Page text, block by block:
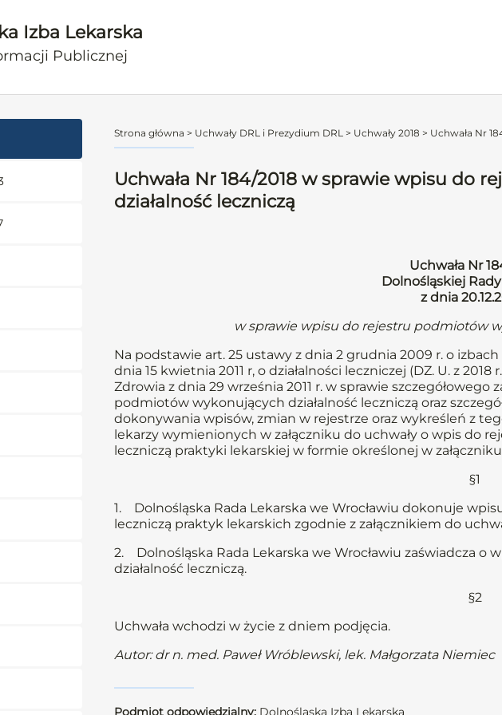
Izba Lekarska
Publicznej
Strona główna > Uchwały DRL i Prezydium DRL > Uchwały 2018 > Uchwała Nr
Uchwała Nr 184/2018 w sprawie wpisu do
działalność leczniczą
Uchwała Nr
Dolnośląskiej
z dnia
w sprawie wpisu do rejestru podmiotów
Na podstawie art. 25 ustawy z dnia 2 grudnia 2009 r. o izbach
dnia 15 kwietnia 2011 r, o działalności leczniczej (DZ. U. z
Zdrowia z dnia 29 września 2011 r. w sprawie
podmiotów wykonujących działalność leczniczą oraz
dokonywania wpisów, zmian w rejestrze oraz wykreśleń z
lekarzy wymienionych w załączniku do uchwały o wpis do
leczniczą praktyki lekarskiej w formie określonej w
§1
1. Dolnośląska Rada Lekarska we Wrocławiu dokonuje
leczniczą praktyk lekarskich zgodnie z załącznikiem do
2. Dolnośląska Rada Lekarska we Wrocławiu zaświadcza
działalność leczniczą.
§2
Uchwała wchodzi w życie z dniem podjęcia.
Autor: dr n. med. Paweł Wróblewski, lek. Małgorzata Niemiec
Podmiot odpowiedzialny: Dolnośląska Izba Lekarska